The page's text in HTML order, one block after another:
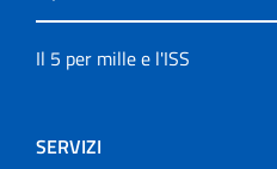
Il 5 per mille e l'ISS
SERVIZI